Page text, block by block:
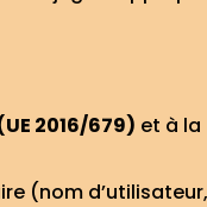
2016/679) et à la
(nom